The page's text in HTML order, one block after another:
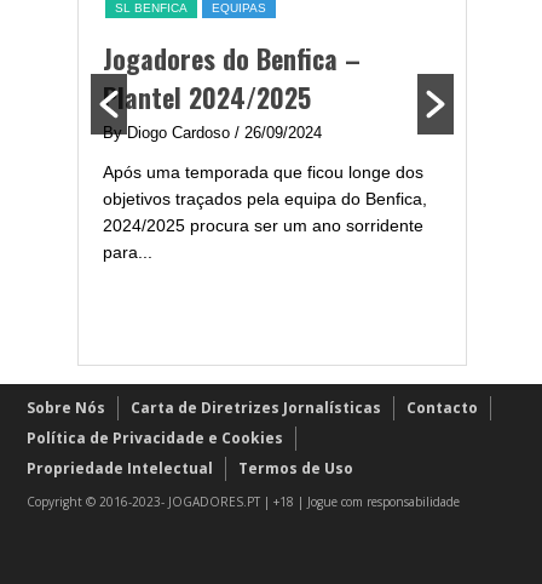
SL BENFICA EQUIPAS
Jogadores do Benfica –
Plantel 2024/2025
By Diogo Cardoso / 26/09/2024
Após uma temporada que ficou longe dos
objetivos traçados pela equipa do Benfica,
2024/2025 procura ser um ano sorridente
para...
Sobre Nós Carta de Diretrizes Jornalísticas
Contacto
Política de Privacidade e Cookies
Propriedade Intelectual
Termos de Uso
Copyright © 2016-2023- JOGADORES.PT | +18 | Jogue com responsabilidade